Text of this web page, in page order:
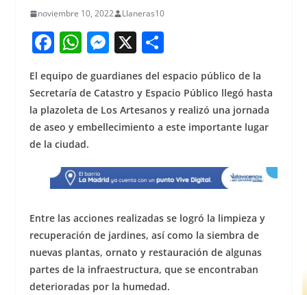
noviembre 10, 2022 Llaneras10
F
a
c
e
b
o
o
k
W
h
at
s
A
p
p
M
e
ss
e
n
er
X S
ar
e
El equipo de guardianes del espacio público de la
Secretaría de Catastro y Espacio Público llegó hasta
la plazoleta de Los Artesanos y realizó una jornada
de aseo y embellecimiento a este importante lugar
de la ciudad.
Entre las acciones realizadas se logró la limpieza y
recuperación de jardines, así como la siembra de
nuevas plantas, ornato y restauración de algunas
partes de la infraestructura, que se encontraban
deterioradas por la humedad.